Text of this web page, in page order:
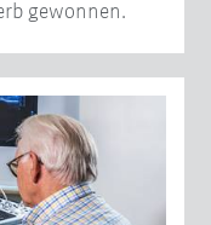
gewonnen.